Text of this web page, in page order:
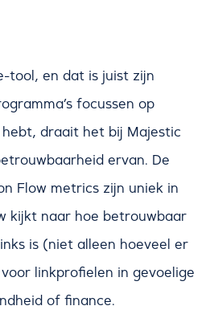
tool, en dat is juist zijn
focussen op
hebt, draait het bij Majestic
ervan. De
Flow metrics zijn uniek in
kijkt naar hoe betrouwbaar
is (niet alleen hoeveel er
linkprofielen in gevoelige
of finance.